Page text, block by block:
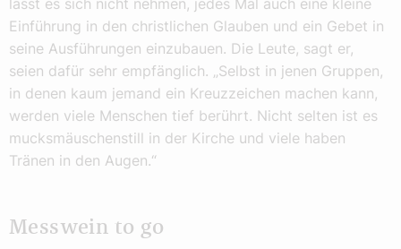
lässt es sich nicht nehmen, jedes Mal auch eine kleine
Einführung in den christlichen Glauben und ein Gebet in
seine Ausführungen einzubauen. Die Leute, sagt er,
seien dafür sehr empfänglich. „Selbst in jenen Gruppen,
in denen kaum jemand ein Kreuzzeichen machen kann,
werden viele Menschen tief berührt. Nicht selten ist es
mucksmäuschenstill in der Kirche und viele haben
Tränen in den Augen.“
Messwein to go